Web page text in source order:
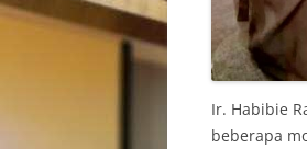
Ir. Habibie
beberapa